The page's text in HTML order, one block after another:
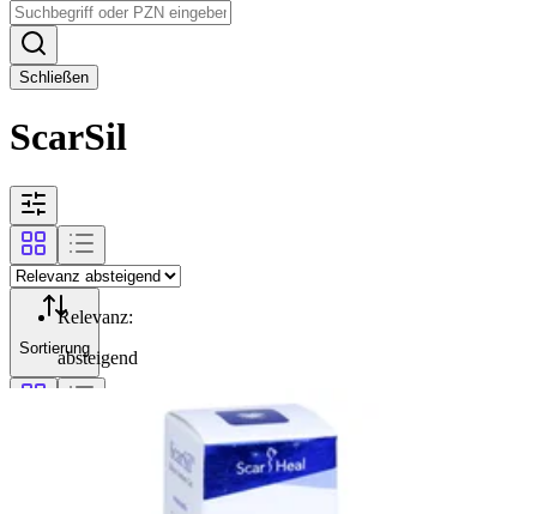
Schließen
ScarSil
Sortierung
Relevanz:
absteigend